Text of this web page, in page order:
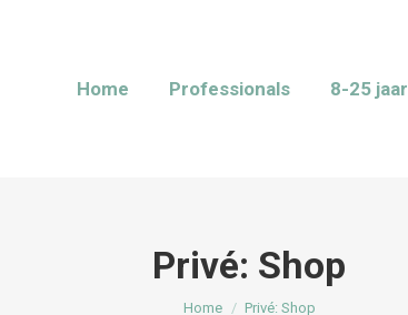
Home Professionals 8-25 jaar
Privé: Shop
Je bent hier:
Home Privé: Shop